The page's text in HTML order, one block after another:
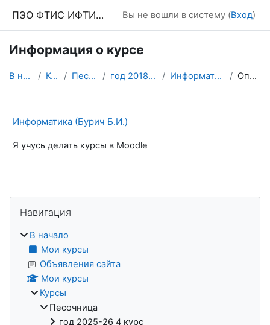
ПЭО ФТИС ИФТИС МПГУ Вы не вошли в систему (Вход)
Информация о курсе
В начало Курсы Песочница год 2018-19 4 курс Информатика (Бурич) Описание
Информатика (Бурич Б.И.)
Я учусь делать курсы в Moodle
Блоки
Навигация
В начало
Мои курсы
Объявления сайта
Мои курсы
Курсы
Песочница
год 2025-26 4 курс